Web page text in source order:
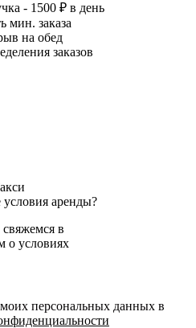
- 1500 ₽ в день
мин. заказа
на обед
заказов
аренды?
в
о условиях
персональных данных в